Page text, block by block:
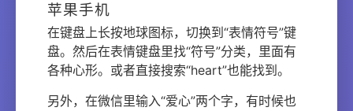
苹果手机
在键盘上长按地球图标，切换到“表情符号”键
盘。然后在表情键盘里找“符号”分类，里面有
各种心形。或者直接搜索“heart”也能找到。
另外，在微信里输入“爱心”两个字，有时候也